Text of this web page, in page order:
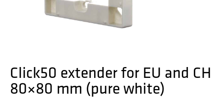
Click50 extender for EU and CH
80×80 mm (pure white)